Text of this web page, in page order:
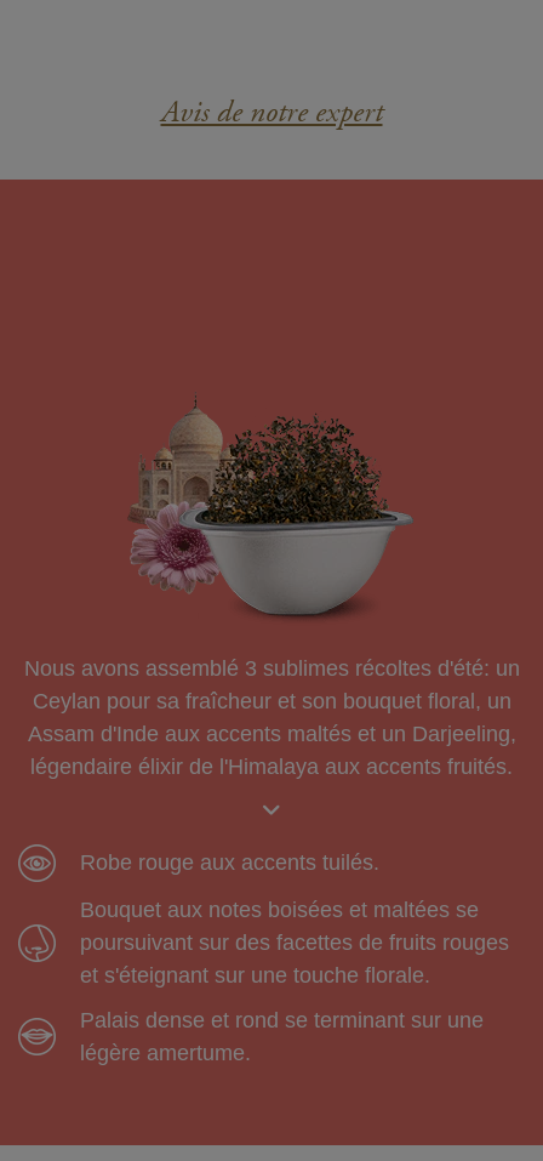
Avis de notre expert
Nous avons assemblé 3 sublimes récoltes d'été: un
Ceylan pour sa fraîcheur et son bouquet floral, un
Assam d'Inde aux accents maltés et un Darjeeling,
légendaire élixir de l'Himalaya aux accents fruités.
Robe rouge aux accents tuilés.
Bouquet aux notes boisées et maltées se
poursuivant sur des facettes de fruits rouges
et s'éteignant sur une touche florale.
Palais dense et rond se terminant sur une
légère amertume.